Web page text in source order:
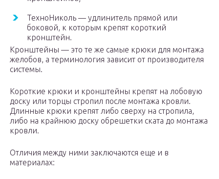
ТехноНиколь — удлинитель прямой или
боковой, к которым крепят короткий
кронштейн.
Кронштейны — это те же самые крюки для монтажа
желобов, а терминология зависит от производителя
системы.
Короткие крюки и кронштейны крепят на лобовую
доску или торцы стропил после монтажа кровли.
Длинные крюки крепят либо сверху на стропила,
либо на крайнюю доску обрешетки ската до монтажа
кровли.
Отличия между ними заключаются еще и в
материалах: